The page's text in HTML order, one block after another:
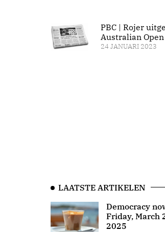
PBC | Rojer
Australian Open
24 JANUARI 2023
LAATSTE ARTIKELEN
Democracy
Friday, March
2025